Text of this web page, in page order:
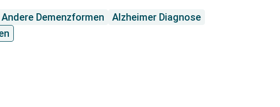
Andere Demenzformen
Alzheimer Diagnose